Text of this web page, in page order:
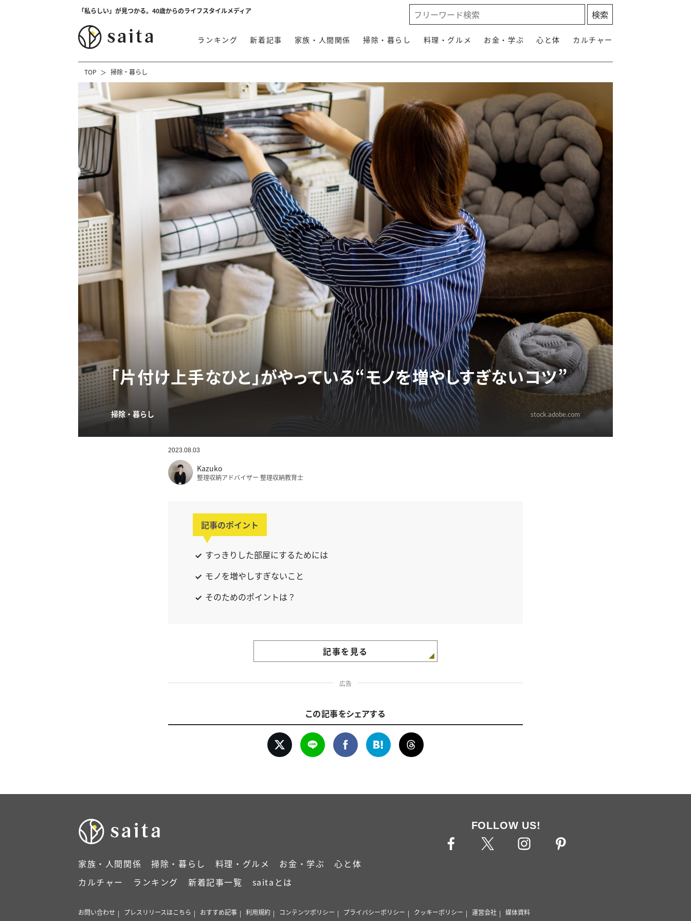
「私らしい」が見つかる。40歳からのライフスタイルメディア
ランキング 新着記事 家族・人間関係 掃除・暮らし 料理・グルメ お金・学ぶ 心と体 カルチャー
TOP 掃除・暮らし
「片付け上手なひと」がやっている“モノを増やしすぎないコツ”
掃除・暮らし stock.adobe.com
2023.08.03
Kazuko
整理収納アドバイザー 整理収納教育士
記事のポイント
すっきりした部屋にするためには
モノを増やしすぎないこと
そのためのポイントは？
記事を見る
広告
この記事をシェアする
家族・人間関係 掃除・暮らし 料理・グルメ お金・学ぶ
心と体
カルチャー
ランキング 新着記事一覧 saitaとは
FOLLOW US!
お問い合わせ プレスリリースはこちら おすすめ記事 利用規約 コンテンツポリシー プライバシーポリシー クッキーポリシー 運営会社 媒体資料